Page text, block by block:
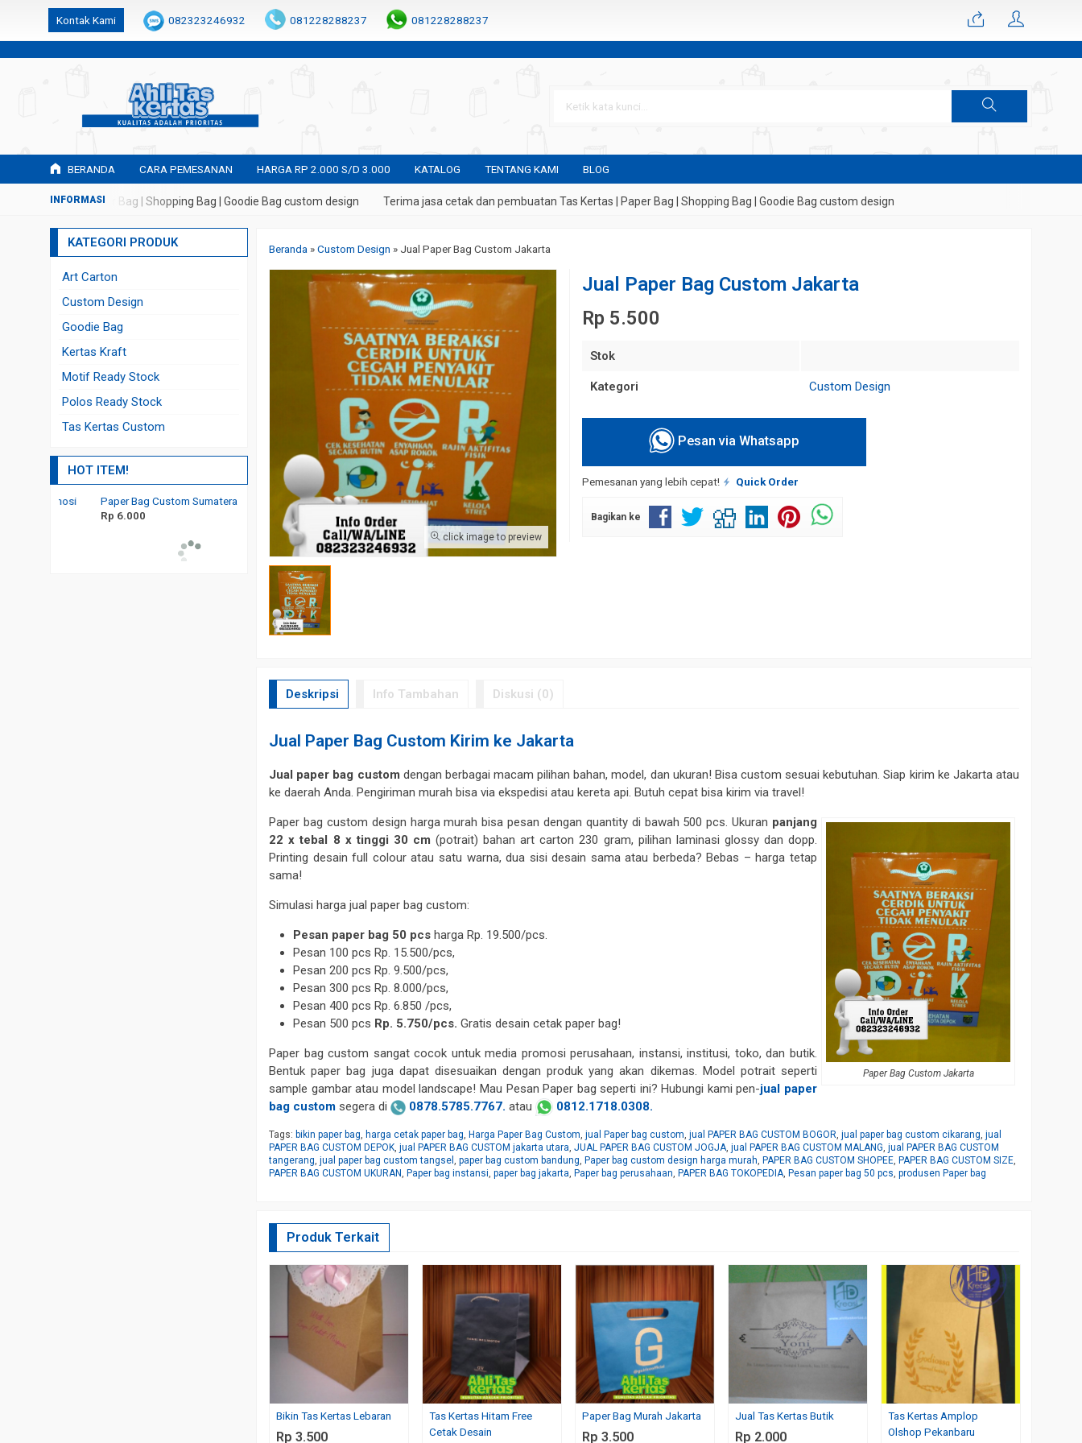
k6Ghe9jF9rmtx91MrSV7BIpW27id0SMW1kLEoe8rM2U
Kontak Kami 082323246932 081228288237 081228288237
BERANDA CARA PEMESANAN HARGA RP 2.000 S/D 3.000 KATALOG TENTANG KAMI BLOG
Kertas | Paper Bag | Shopping Bag | Goodie Bag custom design Terima jasa cetak dan pembuatan Tas Kertas | Paper Bag | Shopping Bag | Goodie Bag custom design
Beranda »Custom Design » Jual Paper Bag Custom Jakarta
click image to preview
Jual Paper Bag Custom Jakarta
Rp 5.500
Stok
Kategori Custom Design
Pesan via Whatsapp
Pemesanan yang lebih cepat! Quick Order
Bagikan ke
Deskripsi Info Tambahan Diskusi (0)
Jual Paper Bag Custom Kirim ke Jakarta
Jual paper bag custom dengan berbagai macam pilihan bahan, model, dan ukuran! Bisa custom sesuai kebutuhan. Siap kirim ke Jakarta atau
ke daerah Anda. Pengiriman murah bisa via ekspedisi atau kereta api. Butuh cepat bisa kirim via travel!
Paper Bag Custom Jakarta
Paper bag custom design harga murah bisa pesan dengan quantity di bawah 500 pcs. Ukuran panjang
22 x tebal 8 x tinggi 30 cm (potrait) bahan art carton 230 gram, pilihan laminasi glossy dan dopp.
Printing desain full colour atau satu warna, dua sisi desain sama atau berbeda? Bebas – harga tetap
sama!
Simulasi harga jual paper bag custom:
Pesan paper bag 50 pcs harga Rp. 19.500/pcs.
Pesan 100 pcs Rp. 15.500/pcs,
Pesan 200 pcs Rp. 9.500/pcs,
Pesan 300 pcs Rp. 8.000/pcs,
Pesan 400 pcs Rp. 6.850 /pcs,
Pesan 500 pcs Rp. 5.750/pcs. Gratis desain cetak paper bag!
Paper bag custom sangat cocok untuk media promosi perusahaan, instansi, institusi, toko, dan butik.
Bentuk paper bag juga dapat disesuaikan dengan produk yang akan dikemas. Model potrait seperti
sample gambar atau model landscape! Mau Pesan Paper bag seperti ini? Hubungi kami pen-jual paper
bag custom segera di 0878.5785.7767. atau 0812.1718.0308.
Tags: bikin paper bag, harga cetak paper bag, Harga Paper Bag Custom,jual Paper bag custom,jual PAPER BAG CUSTOM BOGOR,jual paper bag custom cikarang,jual
PAPER BAG CUSTOM DEPOK,jual PAPER BAG CUSTOM jakarta utara,JUAL PAPER BAG CUSTOM JOGJA,jual PAPER BAG CUSTOM MALANG,jual PAPER BAG CUSTOM
tangerang,jual paper bag custom tangsel,paper bag custom bandung, Paper bag custom design harga murah, PAPER BAG CUSTOM SHOPEE, PAPER BAG CUSTOM SIZE,
PAPER BAG CUSTOM UKURAN, Paper bag instansi,paper bag jakarta, Paper bag perusahaan, PAPER BAG TOKOPEDIA, Pesan paper bag 50 pcs,produsen Paper bag
Produk Terkait
Bikin Tas Kertas Lebaran
Rp 3.500
Tas Kertas Hitam Free
Cetak Desain
Paper Bag Murah Jakarta
Rp 3.500
Jual Tas Kertas Butik
Rp 2.000
Tas Kertas Amplop
Olshop Pekanbaru
KATEGORI PRODUK
Art Carton
Custom Design
Goodie Bag
Kertas Kraft
Motif Ready Stock
Polos Ready Stock
Tas Kertas Custom
HOT ITEM!
Paper Bag Custom
Sumatera Selatan
Cetak Paper Bag Murah Custom
Rp 2.700
Tas Kertas Seminar Kampus
Rp 7.500 Rp 1.750